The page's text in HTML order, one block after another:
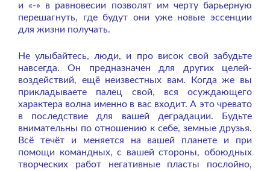
и «-» в равновесии позволят им черту барьерную
перешагнуть, где будут они уже новые эссенции
для жизни получать.
Не улыбайтесь, люди, и про висок свой забудьте
навсегда. Он предназначен для других целей-
воздействий, ещё неизвестных вам. Когда же вы
прикладываете палец свой, вся осуждающего
характера волна именно в вас входит. А это чревато
в последствие для вашей деградации. Будьте
внимательны по отношению к себе, земные друзья.
Всё течёт и меняется на вашей планете и при
помощи командных, с вашей стороны, обоюдных
творческих работ негативные пласты послойно,